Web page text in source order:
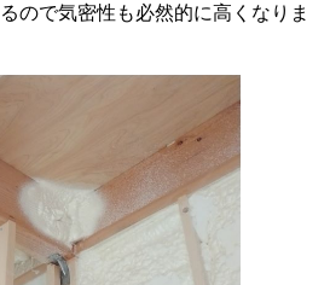
ので気密性も必然的に高くなりま